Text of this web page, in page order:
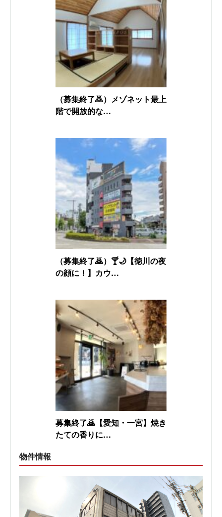
（募集終了🙇）メゾネット最上
階で開放的な…
（募集終了🙇）🍸🌙【徳川の夜
の顔に！】カウ…
募集終了🙇【愛知・一宮】焼き
たての香りに…
物件情報